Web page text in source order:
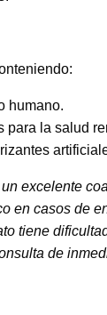
humano.
para la salud
excelente
en casos de
tiene
de